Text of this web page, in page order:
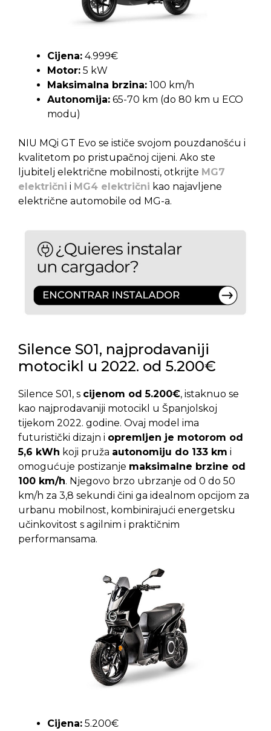
Cijena: 4.999€
Motor: 5 kW
Maksimalna brzina: 100 km/h
Autonomija: 65-70 km (do 80 km u ECO
modu)
NIU MQi GT Evo se ističe svojom pouzdanošću i
kvalitetom po pristupačnoj cijeni. Ako ste
ljubitelj električne mobilnosti, otkrijte MG7
električni i MG4 električni kao najavljene
električne automobile od MG-a.
Silence S01, najprodavaniji
motocikl u 2022. od 5.200€
Silence S01, s cijenom od 5.200€, istaknuo se
kao najprodavaniji motocikl u Španjolskoj
tijekom 2022. godine. Ovaj model ima
futuristički dizajn i opremljen je motorom od
5,6 kWh koji pruža autonomiju do 133 km i
omogućuje postizanje maksimalne brzine od
100 km/h. Njegovo brzo ubrzanje od 0 do 50
km/h za 3,8 sekundi čini ga idealnom opcijom za
urbanu mobilnost, kombinirajući energetsku
učinkovitost s agilnim i praktičnim
performansama.
Cijena: 5.200€